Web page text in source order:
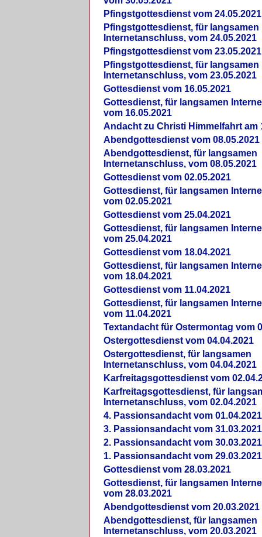
Pfingstgottesdienst vom 24.05.2021
Pfingstgottesdienst, für langsamen
Internetanschluss, vom 24.05.2021
Pfingstgottesdienst vom 23.05.2021
Pfingstgottesdienst, für langsamen
Internetanschluss, vom 23.05.2021
Gottesdienst vom 16.05.2021
Gottesdienst, für langsamen
vom 16.05.2021
Andacht zu Christi Himmelfahrt am
Abendgottesdienst vom 08.05.2021
Abendgottesdienst, für langsamen
Internetanschluss, vom 08.05.2021
Gottesdienst vom 02.05.2021
Gottesdienst, für langsamen
vom 02.05.2021
Gottesdienst vom 25.04.2021
Gottesdienst, für langsamen
vom 25.04.2021
Gottesdienst vom 18.04.2021
Gottesdienst, für langsamen
vom 18.04.2021
Gottesdienst vom 11.04.2021
Gottesdienst, für langsamen
vom 11.04.2021
Textandacht für Ostermontag vom
Ostergottesdienst vom 04.04.2021
Ostergottesdienst, für langsamen
Internetanschluss, vom 04.04.2021
Karfreitagsgottesdienst vom
Karfreitagsgottesdienst, für
Internetanschluss, vom 02.04.2021
4. Passionsandacht vom 01.04.2021
3. Passionsandacht vom 31.03.2021
2. Passionsandacht vom 30.03.2021
1. Passionsandacht vom 29.03.2021
Gottesdienst vom 28.03.2021
Gottesdienst, für langsamen
vom 28.03.2021
Abendgottesdienst vom 20.03.2021
Abendgottesdienst, für langsamen
Internetanschluss, vom 20.03.2021